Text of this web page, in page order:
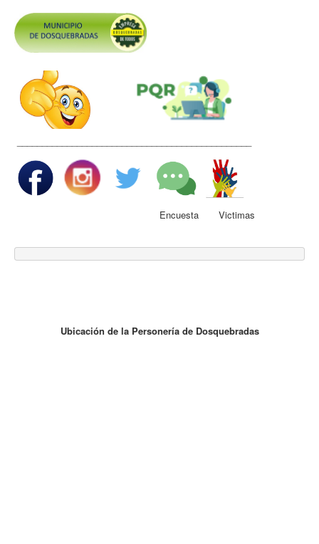
Correo
Conciliación y Daño Antijurídico
Veedurias
Código de Integridad
Gestión del Talento Humano
Derechos Fundamentales
Transparencia
Participa
Encuesta Victimas
Ubicación de la Personería de Dosquebradas